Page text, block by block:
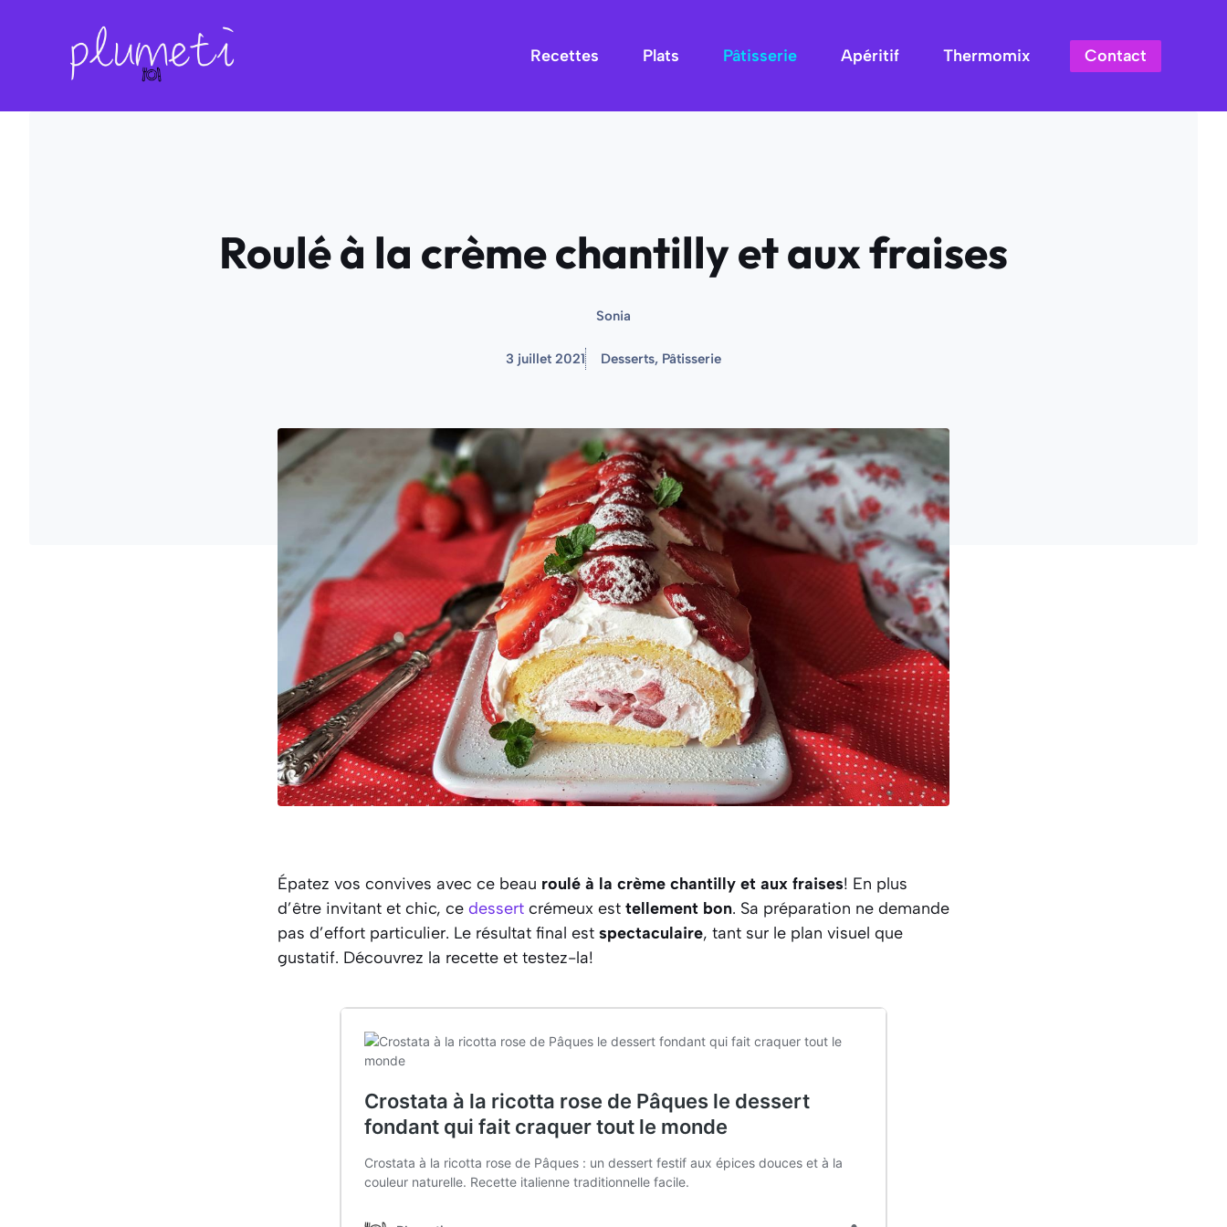
Recettes Plats Pâtisserie Apéritif Thermomix Contact
Roulé à la crème chantilly et aux fraises
Sonia
3 juillet 2021 Desserts, Pâtisserie
Épatez vos convives avec ce beau roulé à la crème chantilly et aux fraises! En plus
d’être invitant et chic, ce dessert crémeux est tellement bon. Sa préparation ne demande
pas d’effort particulier. Le résultat final est spectaculaire, tant sur le plan visuel que
gustatif. Découvrez la recette et testez-la!